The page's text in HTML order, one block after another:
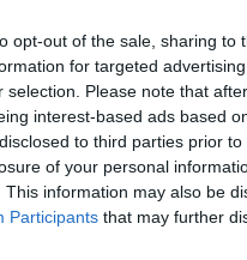
opt-out of the sale, sharing
for targeted
selection. Please note that
interest-based ads based
to third parties prior
of your personal
This information may also be
Participants that may further
area a parco
(TP) - 51km
Mezzo, 71